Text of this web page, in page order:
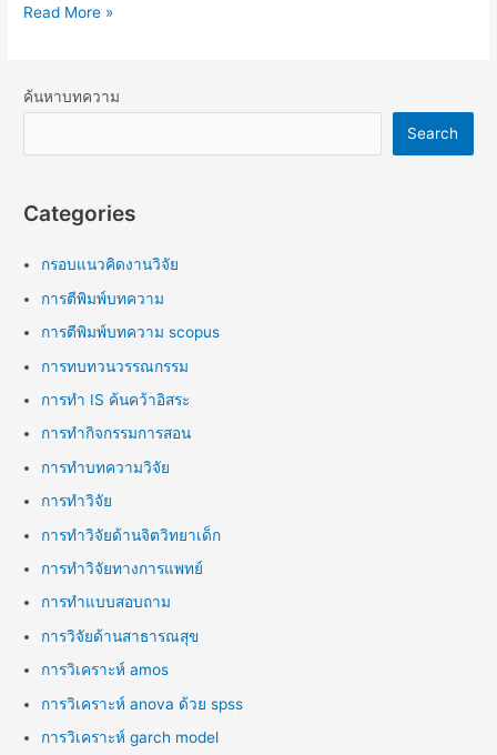
Read More »
ค้นหาบทความ
Search
Categories
กรอบแนวคิดงานวิจัย
การตีพิมพ์บทความ
การตีพิมพ์บทความ scopus
การทบทวนวรรณกรรม
การทำ IS ค้นคว้าอิสระ
การทำกิจกรรมการสอน
การทำบทความวิจัย
การทำวิจัย
การทำวิจัยด้านจิตวิทยาเด็ก
การทำวิจัยทางการแพทย์
การทำแบบสอบถาม
การวิจัยด้านสาธารณสุข
การวิเคราะห์ amos
การวิเคราะห์ anova ด้วย spss
การวิเคราะห์ garch model